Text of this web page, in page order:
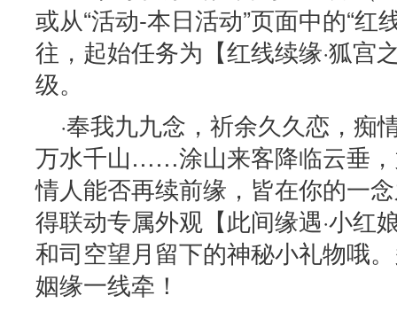
或从“活动-本日活动”页面中的“红
往，起始任务为【红线续缘·狐宫
级。
·奉我九九念，祈余久久恋，痴
万水千山……涂山来客降临云垂
情人能否再续前缘，皆在你的一
得联动专属外观【此间缘遇·小红
和司空望月留下的神秘小礼物哦
姻缘一线牵！